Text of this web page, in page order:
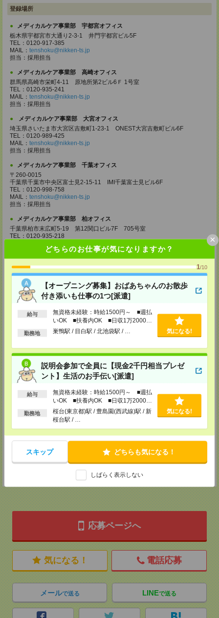
どちらのお仕事が気になりますか？
1/10
【オープニング募集】おばあちゃんのお散歩
付き添いも仕事の1つ[派遣]
給与
無資格未経験：時給1500円～ ■週払
いOK ■扶養内OK ■日収1万2000円
以上
勤務地 巣鴨駅 / 目白駅 / 北池袋駅 / … 気になる!
説明会参加で全員に【現金2千円相当プレゼ
ント】生活のお手伝い[派遣]
給与
無資格未経験：時給1500円～ ■週払
いOK ■扶養内OK ■日収1万2000円
以上
勤務地
桜台(東京都)駅 / 豊島園(西武線)駅 / 新
桜台駅 / …
気になる!
スキップ どちらも気になる！
しばらく表示しない
×
登録場所
メディカルケア事業部 宇都宮オフィス
栃木県宇都宮市大通り2-3-1 井門宇都宮ビル5F
TEL：0120-917-385
MAIL： tenshoku@nikken-ts.jp
担当：採用担当
メディカルケア事業部 高崎オフィス
群馬県高崎市栄町4-11 原地所第2ビル6Ｆ 1号室
TEL：0120-935-241
MAIL： tenshoku@nikken-ts.jp
担当：採用担当
メディカルケア事業部 大宮オフィス
埼玉県さいたま市大宮区吉敷町1-23-1 ONEST大宮吉敷町ビル6F
TEL：0120-989-425
MAIL： tenshoku@nikken-ts.jp
担当：採用担当
メディカルケア事業部 千葉オフィス
〒260-0015
千葉県千葉市中央区富士見2-15-11 IMI千葉富士見ビル6F
TEL：0120-998-758
MAIL： tenshoku@nikken-ts.jp
担当：採用担当
メディカルケア事業部 柏オフィス
千葉県柏市末広町5-19 第12関口ビル7F 705号室
TEL：0120-935-218
担当：採用担当
メディカルケア事業部 新宿オフィス
東京都新宿区新宿2-3-10 新宿御苑ビル6階
TEL：0120-457-235
MAIL：tenshoku@nikken-ts.jp
担当：採用担当
メディカルケア事業部 立川事業所
東京都立川市錦町1-12-14
TEL：0120-934-200
MAIL：tenshoku@nikken-ts.jp
メディカルケア事業部 町田オフィス
東京都町田市森野1-7-23 大樹生命町田ビル6F
TEL：0120-453-285
MAIL：tenshoku@nikken-ts.jp
担当：採用担当
メディカルケア事業部 横浜オフィス
神奈川県横浜市保土ケ谷区神戸町134 横浜ビジネスパークサウスタワー
TEL：0120-901-799
MAIL：tenshoku@nikken-ts.jp
担当：採用担当
★今ならご来社登録でQUOカード2000円分をプレゼント中★
応募ページへ
気になる！ 電話応募
メールで送る LINEで送る